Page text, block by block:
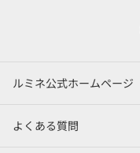
ルミネ公式ホームページ
よくある質問